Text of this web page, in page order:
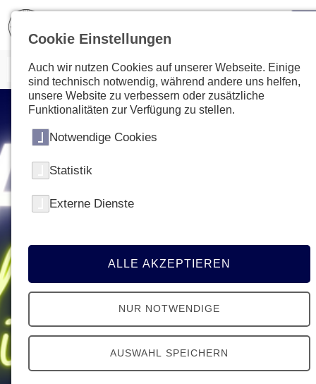
Cookie Einstellungen
Auch wir nutzen Cookies auf unserer Webseite. Einige
sind technisch notwendig, während andere uns helfen,
unsere Website zu verbessern oder zusätzliche
Funktionalitäten zur Verfügung zu stellen.
Notwendige Cookies
Statistik
Externe Dienste
ALLE AKZEPTIEREN
NUR NOTWENDIGE
AUSWAHL SPEICHERN